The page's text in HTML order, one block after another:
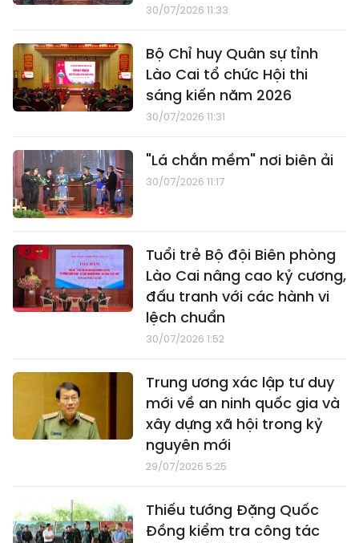
30/07/2026 11:33
Bộ Chỉ huy Quân sự tỉnh
Lào Cai tổ chức Hội thi
sáng kiến năm 2026
30/07/2026 11:31
"Lá chắn mềm" nơi biên ải
30/07/2026 11:17
Tuổi trẻ Bộ đội Biên phòng
Lào Cai nâng cao kỷ cương,
đấu tranh với các hành vi
lệch chuẩn
30/07/2026 1:52
Trung ương xác lập tư duy
mới về an ninh quốc gia và
xây dựng xã hội trong kỷ
nguyên mới
29/07/2026 5:25
Thiếu tướng Đặng Quốc
Đồng kiểm tra công tác